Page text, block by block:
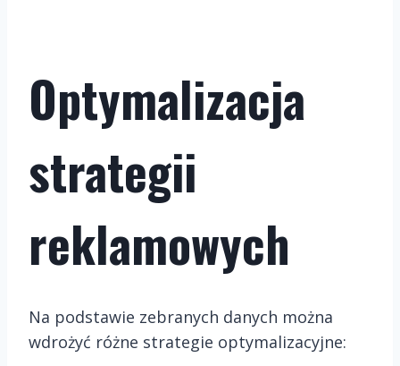
Optymalizacja
strategii
reklamowych
Na podstawie zebranych danych można
wdrożyć różne strategie optymalizacyjne: